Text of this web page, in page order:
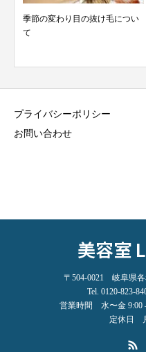
季節の変わり目の抜け毛につい
て
プライバシーポリシー
お問い合わせ
美容室
〒504-0021 岐阜県
Tel. 0120-823-
営業時間 水〜金 9:00
定休日